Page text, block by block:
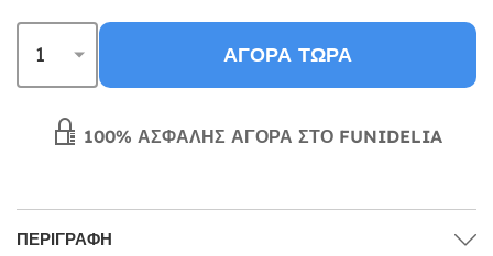
ΑΓΟΡΆ ΤΏΡΑ
100% ΑΣΦΑΛΉΣ ΑΓΟΡΆ ΣΤΟ FUNIDELIA
ΠΕΡΙΓΡΑΦΉ